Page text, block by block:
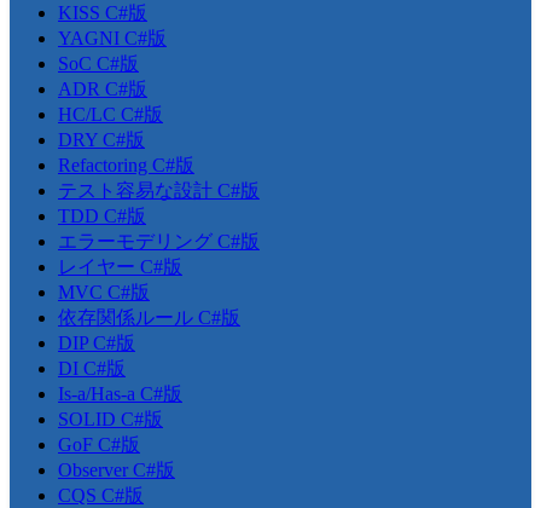
KISS C#版
YAGNI C#版
SoC C#版
ADR C#版
HC/LC C#版
DRY C#版
Refactoring C#版
テスト容易な設計 C#版
TDD C#版
エラーモデリング C#版
レイヤー C#版
MVC C#版
依存関係ルール C#版
DIP C#版
DI C#版
Is-a/Has-a C#版
SOLID C#版
GoF C#版
Observer C#版
CQS C#版